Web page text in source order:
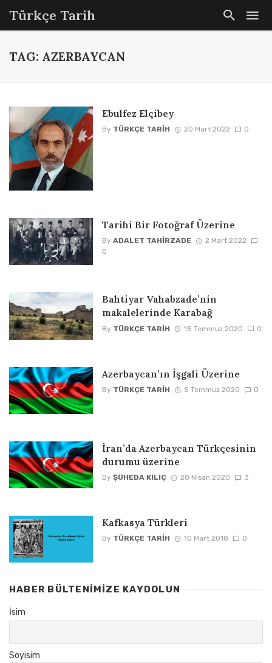
Türkçe Tarih
TAG: AZERBAYCAN
Ebulfez Elçibey
By TÜRKÇE TARIH 20 Mart 2022 0
Tarihi Bir Fotoğraf Üzerine
By ADALET TAHIRZADE
2 Mart 2022
0
Bahtiyar Vahabzade’nin
makalelerinde Karabağ
By TÜRKÇE TARIH 15 Temmuz 2020 0
Azerbaycan’ın İşgali Üzerine
By TÜRKÇE TARIH 5 Temmuz 2020 0
İran’da Azerbaycan Türkçesinin
durumu üzerine
By ŞÜHEDA KILIÇ 28 Nisan 2020 3
Kafkasya Türkleri
By TÜRKÇE TARIH 10 Mart 2018 0
HABER BÜLTENIMIZE KAYDOLUN
İsim
Soyisim